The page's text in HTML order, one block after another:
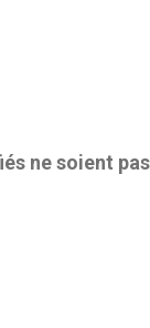
ne soient